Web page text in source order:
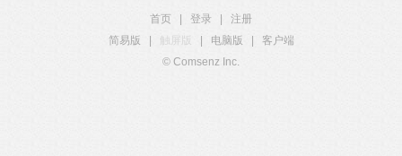
首页 登录
注册
简易版
触屏版 电脑版
客户端
© Comsenz Inc.